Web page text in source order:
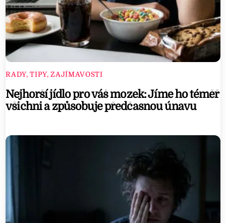
RADY, TIPY, ZAJÍMAVOSTI
Nejhorší jídlo pro váš mozek: Jíme ho téměř
všichni a způsobuje předčasnou únavu